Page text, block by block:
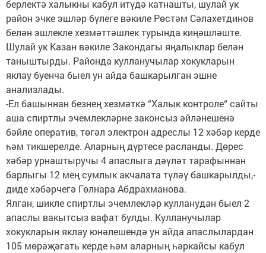
берлектә халыкны кабул итүдә катнашты, шулай ук
район эчке эшләр бүлеге вәкиле Рөстәм Сәлахетдинов
белән эшлекле хезмәттәшлек турында киңәшләште.
Шулай ук Казан вәкиле Закондагы яңалыклар белән
таныштырды. Районда кулланучылар хокукларын
яклау буенча быел ун айда башкарылган эшне
анализлады.
-Ел башыннан безнең хезмәткә “Халык контроле“ сайты
аша спиртлы эчемлекләрне законсыз әйләнешенә
бәйле оператив, төгәл электрон адреслы 12 хәбәр керде
һәм тикшерелде. Аларның дүртесе расланды. Дөрес
хәбәр урнаштыручы 4 апаслыга дәүләт тарафыннан
барлыгы 12 мең сумлык акчалата түләү башкарылды,-
диде хәбәрчегә Гөлнара Абдрахманова.
Ялган, шикле спиртлы эчемлекләр кулланудан быел 2
апаслы вакытсыз вафат булды. Кулланучылар
хокукларын яклау юнәлешендә ун айда апаслылардан
105 мөрәҗәгать керде һәм аларның һәркайсы кабул